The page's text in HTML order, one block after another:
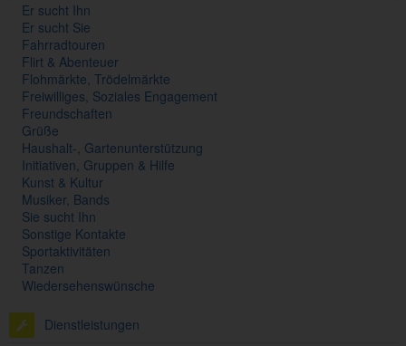
Er sucht Ihn
Er sucht Sie
Fahrradtouren
Flirt & Abenteuer
Flohmärkte, Trödelmärkte
Freiwilliges, Soziales Engagement
Freundschaften
Grüße
Haushalt-, Gartenunterstützung
Initiativen, Gruppen & Hilfe
Kunst & Kultur
Musiker, Bands
Sie sucht Ihn
Sonstige Kontakte
Sportaktivitäten
Tanzen
Wiedersehenswünsche
Dienstleistungen